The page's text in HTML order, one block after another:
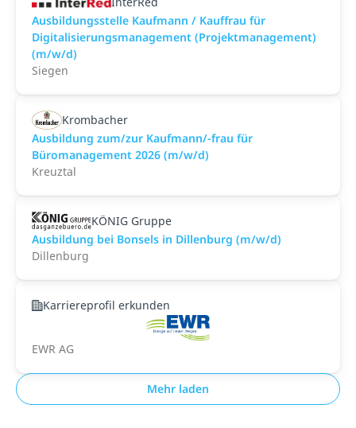
Ausbildungsstelle Kaufmann / Kauffrau für
Digitalisierungsmanagement (Projektmanagement)
(m/w/d)
Siegen
Krombacher
Ausbildung zum/zur Kaufmann/-frau für
Büromanagement 2026 (m/w/d)
Kreuztal
KÖNIG Gruppe
Ausbildung bei Bonsels in Dillenburg (m/w/d)
Dillenburg
Karriereprofil erkunden
EWR AG
Mehr laden